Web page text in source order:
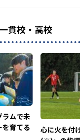
貫校・高校
ラムで未
育てる
心に火を付